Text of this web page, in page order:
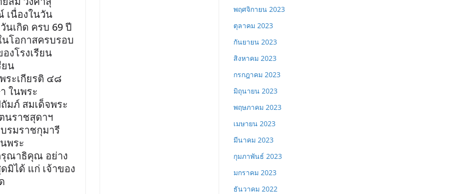
เนื่องในวัน
นเกิด ครบ 69 ปี
นโอกาสครบรอบ
งโรงเรียน
ยน
ระเกียรติ ๔๘
ในพระ
มภ์ สมเด็จพระ
นราชสุดาฯ
รมราชกุมารี
พระ
ณาธิคุณ อย่าง
มิได้ แก่ เจ้าของ
พฤศจิกายน 2023
ตุลาคม 2023
กันยายน 2023
สิงหาคม 2023
กรกฎาคม 2023
มิถุนายน 2023
พฤษภาคม 2023
เมษายน 2023
มีนาคม 2023
กุมภาพันธ์ 2023
มกราคม 2023
ธันวาคม 2022